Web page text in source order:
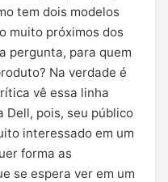
tem dois modelos
muito próximos dos
pergunta, para quem
Na verdade é
vê essa linha
Dell, pois, seu público
interessado em um
forma as
se espera ver em um